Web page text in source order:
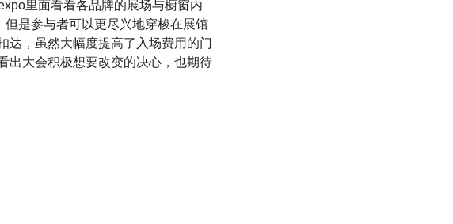
里面看看各品牌的展场与橱窗内
是参与者可以更尽兴地穿梭在展馆
达，虽然大幅度提高了入场费用的门
出大会积极想要改变的决心，也期待